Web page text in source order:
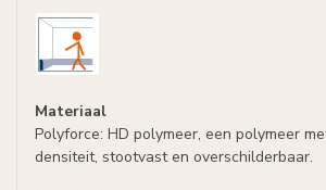
Materiaal
Polyforce: HD polymeer, een polymeer
densiteit, stootvast en overschilderbaar.